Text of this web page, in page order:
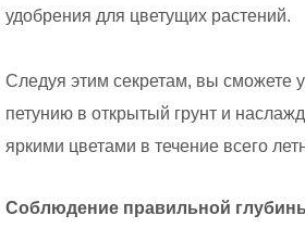
удобрения для цветущих растений.
Следуя этим секретам, вы сможете
петунию в открытый грунт и
яркими цветами в течение всего
Соблюдение правильной